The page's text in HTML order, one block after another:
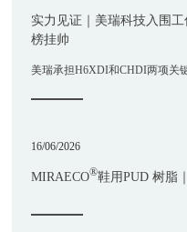
实力见证｜美瑞科技入围
榜挂帅
美瑞承担H6XDI和CHDI两项关
16/06/2026
MIRAECO®鞋用PUD 树脂